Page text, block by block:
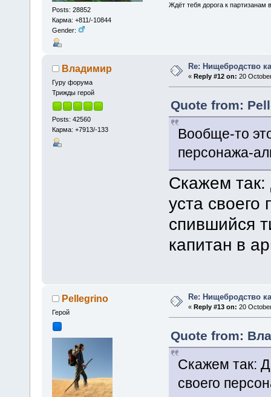
Posts: 28852
Карма: +811/-10844
Gender:
Ждёт тебя дорога к партизанам
Владимир
Гуру форума
Трижды герой
Posts: 42560
Карма: +7913/-133
Re: Нищебродство
« Reply #12 on: 20
Quote from:
Вообще-то
персонажа-
Скажем так:
уста
спившийся
капитан в
Pellegrino
Герой
Re: Нищебродство
«Reply #13 on: 20
Quote from:
Скажем так:
своего